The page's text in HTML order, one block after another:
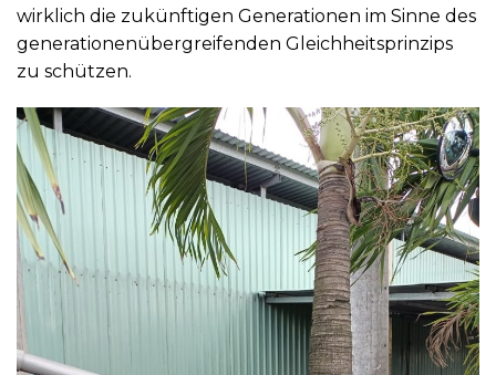
wirklich die zukünftigen Generationen im Sinne des
generationenübergreifenden Gleichheitsprinzips
zu schützen.